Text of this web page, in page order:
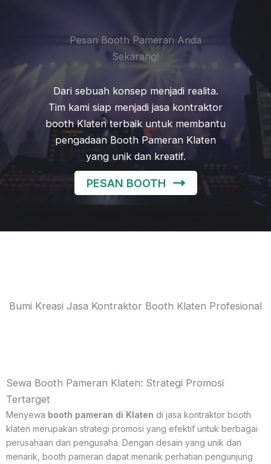
Pesan Booth Pameran Anda
Sekarang!
Dari sebuah konsep menjadi realita.
Tim kami siap menjadi jasa kontraktor
booth Klaten terbaik untuk membantu
pengadaan Booth Pameran Klaten
yang unik dan kreatif.
PESAN BOOTH
Bumi Kreasi Jasa Kontraktor Booth Klaten Profesional
Sewa Booth Pameran Klaten: Strategi Promosi
Tertarget
Menyewa booth pameran di Klaten di jasa kontraktor booth
klaten merupakan strategi promosi yang efektif untuk berbagai
perusahaan dan pengusaha. Dengan desain yang unik dan
menarik, booth pameran dapat menarik perhatian pengunjung